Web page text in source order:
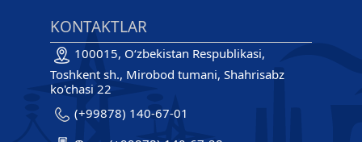
KONTAKTLAR
100015, O‘zbekistan Respublikasi,
Toshkent sh., Mirobod tumani, Shahrisabz
ko'chasi 22
(+99878) 140-67-01